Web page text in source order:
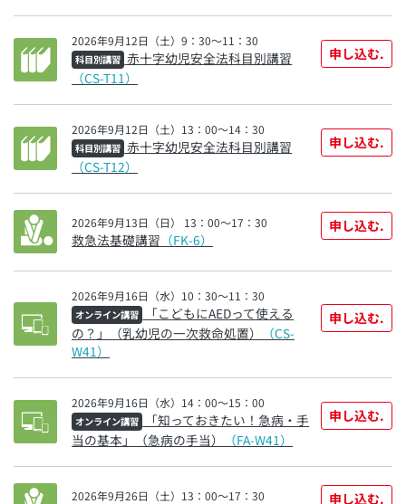
2026年9月12日（土）9：30～11：30
科目別講習 赤十字幼児安全法科目別講習
（CS-T11）
申し込む.
2026年9月12日（土）13：00～14：30
科目別講習 赤十字幼児安全法科目別講習
（CS-T12）
申し込む.
2026年9月13日（日） 13：00～17：30
救急法基礎講習 （FK-6）
申し込む.
2026年9月16日（水）10：30～11：30
オンライン講習
「こどもにAEDって使える
の？」（乳幼児の一次救命処置）
（CS-
W41）
申し込む.
2026年9月16日（水）14：00～15：00
オンライン講習
「知っておきたい！急病・手
当の基本」（急病の手当）
（FA-W41）
申し込む.
2026年9月26日（土）13：00～17：30 申し込む.